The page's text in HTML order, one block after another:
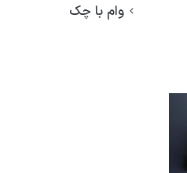
وام با چک